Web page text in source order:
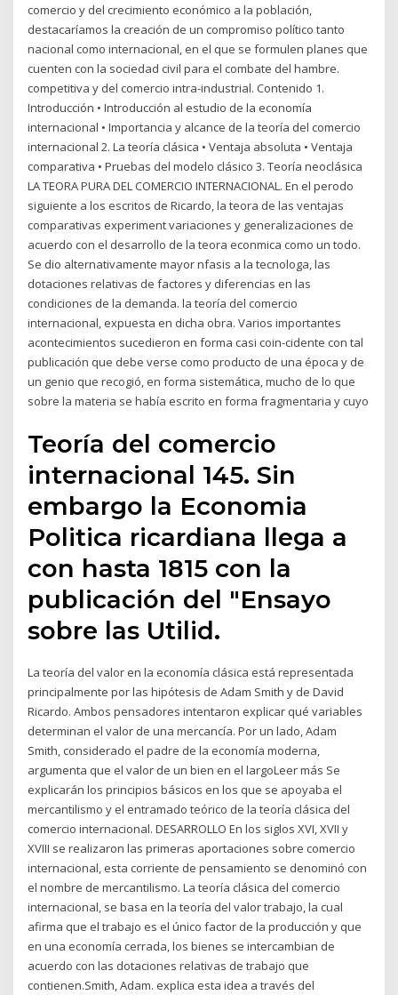
comercio y del crecimiento económico a la población,
destacaríamos la creación de un compromiso político tanto
nacional como internacional, en el que se formulen planes que
cuenten con la sociedad civil para el combate del hambre.
competitiva y del comercio intra-industrial. Contenido 1.
Introducción • Introducción al estudio de la economía
internacional • Importancia y alcance de la teoría del comercio
internacional 2. La teoría clásica • Ventaja absoluta • Ventaja
comparativa • Pruebas del modelo clásico 3. Teoría neoclásica
LA TEORA PURA DEL COMERCIO INTERNACIONAL. En el perodo
siguiente a los escritos de Ricardo, la teora de las ventajas
comparativas experiment variaciones y generalizaciones de
acuerdo con el desarrollo de la teora econmica como un todo.
Se dio alternativamente mayor nfasis a la tecnologa, las
dotaciones relativas de factores y diferencias en las
condiciones de la demanda. la teoría del comercio
internacional, expuesta en dicha obra. Varios importantes
acontecimientos sucedieron en forma casi coin-cidente con tal
publicación que debe verse como producto de una época y de
un genio que recogió, en forma sistemática, mucho de lo que
sobre la materia se había escrito en forma fragmentaria y cuyo
Teoría del comercio
internacional 145. Sin
embargo la Economia
Politica ricardiana llega a
con hasta 1815 con la
publicación del "Ensayo
sobre las Utilid.
La teoría del valor en la economía clásica está representada
principalmente por las hipótesis de Adam Smith y de David
Ricardo. Ambos pensadores intentaron explicar qué variables
determinan el valor de una mercancía. Por un lado, Adam
Smith, considerado el padre de la economía moderna,
argumenta que el valor de un bien en el largoLeer más Se
explicarán los principios básicos en los que se apoyaba el
mercantilismo y el entramado teórico de la teoría clásica del
comercio internacional. DESARROLLO En los siglos XVI, XVII y
XVIII se realizaron las primeras aportaciones sobre comercio
internacional, esta corriente de pensamiento se denominó con
el nombre de mercantilismo. La teoría clásica del comercio
internacional, se basa en la teoría del valor trabajo, la cual
afirma que el trabajo es el único factor de la producción y que
en una economía cerrada, los bienes se intercambian de
acuerdo con las dotaciones relativas de trabajo que
contienen.Smith, Adam. explica esta idea a través del